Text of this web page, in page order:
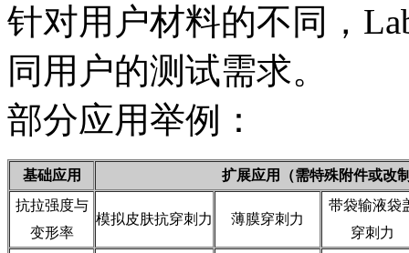
针对用户材料的不同，
同用户的测试需求。
部分应用举例：
基础应用
扩展应用（需特殊附件或改
抗拉强度与
变形率
模拟皮肤抗穿刺力 薄膜穿刺力
带袋输液袋
穿刺力